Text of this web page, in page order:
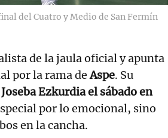
del Cuatro y Medio de San Fermín
de la jaula oficial y apunta
por la rama deAspe. Su
Joseba Ezkurdia el sábado en
por lo emocional, sino
en la cancha.